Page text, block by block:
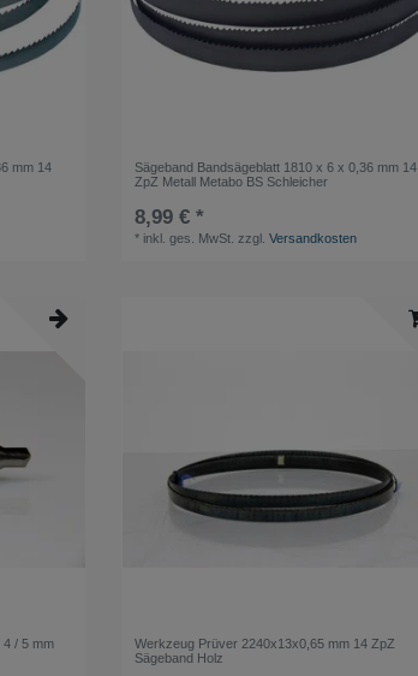
mm 14
Sägeband Bandsägeblatt 1810 x 6 x 0,36 mm 14
ZpZ Metall Metabo BS Schleicher
8,99 € *
* inkl. ges. MwSt. zzgl.Versandkosten
4 / 5 mm
Werkzeug Prüver 2240x13x0,65 mm 14 ZpZ
Sägeband Holz